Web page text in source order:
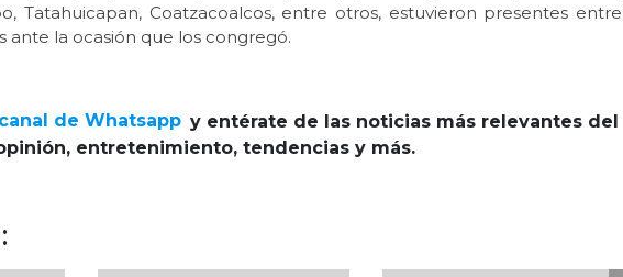
Tatahuicapan, Coatzacoalcos, entre otros, estuvieron presentes entre
ante la ocasión que los congregó.
de Whatsapp y entérate de las noticias más relevantes del
entretenimiento, tendencias y más.